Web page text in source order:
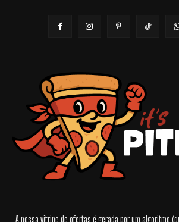
A nossa vitrine de ofertas é gerada por um algoritmo